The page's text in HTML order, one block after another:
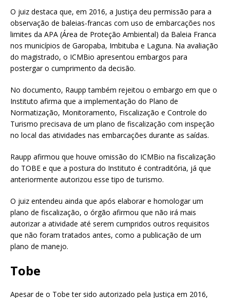
O juiz destaca que, em 2016, a Justiça deu permissão para a
observação de baleias-francas com uso de embarcações nos
limites da APA (Área de Proteção Ambiental) da Baleia Franca
nos municípios de Garopaba, Imbituba e Laguna. Na avaliação
do magistrado, o ICMBio apresentou embargos para
postergar o cumprimento da decisão.
No documento, Raupp também rejeitou o embargo em que o
Instituto afirma que a implementação do Plano de
Normatização, Monitoramento, Fiscalização e Controle do
Turismo precisava de um plano de fiscalização com inspeção
no local das atividades nas embarcações durante as saídas.
Raupp afirmou que houve omissão do ICMBio na fiscalização
do TOBE e que a postura do Instituto é contraditória, já que
anteriormente autorizou esse tipo de turismo.
O juiz entendeu ainda que após elaborar e homologar um
plano de fiscalização, o órgão afirmou que não irá mais
autorizar a atividade até serem cumpridos outros requisitos
que não foram tratados antes, como a publicação de um
plano de manejo.
Tobe
Apesar de o Tobe ter sido autorizado pela Justiça em 2016,